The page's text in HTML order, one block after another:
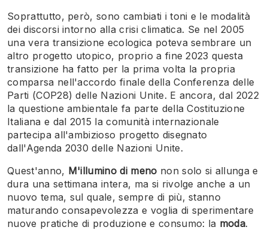
Soprattutto, però, sono cambiati i toni e le modalità
dei discorsi intorno alla crisi climatica. Se nel 2005
una vera transizione ecologica poteva sembrare un
altro progetto utopico, proprio a fine 2023 questa
transizione ha fatto per la prima volta la propria
comparsa nell'accordo finale della Conferenza delle
Parti (COP28) delle Nazioni Unite. E ancora, dal 2022
la questione ambientale fa parte della Costituzione
Italiana e dal 2015 la comunità internazionale
partecipa all'ambizioso progetto disegnato
dall'Agenda 2030 delle Nazioni Unite.
Quest'anno, M'illumino di meno non solo si allunga e
dura una settimana intera, ma si rivolge anche a un
nuovo tema, sul quale, sempre di più, stanno
maturando consapevolezza e voglia di sperimentare
nuove pratiche di produzione e consumo: la moda.